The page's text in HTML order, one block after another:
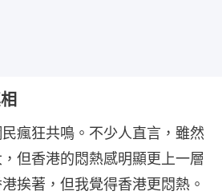
瘋狂共鳴。不少人直言，雖然
但香港的悶熱感明顯更上一層
挨著，但我覺得香港更悶熱。